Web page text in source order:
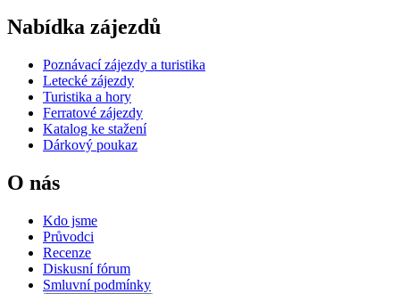
Nabídka zájezdů
Poznávací zájezdy a turistika
Letecké zájezdy
Turistika a hory
Ferratové zájezdy
Katalog ke stažení
Dárkový poukaz
O nás
Kdo jsme
Průvodci
Recenze
Diskusní fórum
Smluvní podmínky